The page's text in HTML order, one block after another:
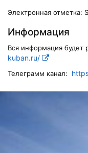
Электронная отметка:
Информация
Вся информация будет
kuban.ru/
Телеграмм канал: